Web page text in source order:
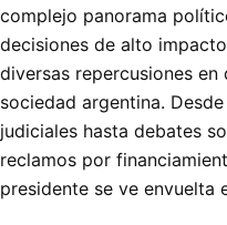
complejo panorama
decisiones de alto
diversas repercusiones
sociedad argentina.
judiciales hasta debates
reclamos por
presidente se ve envuelta